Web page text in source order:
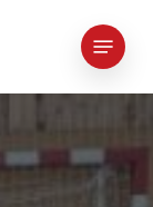
Menu